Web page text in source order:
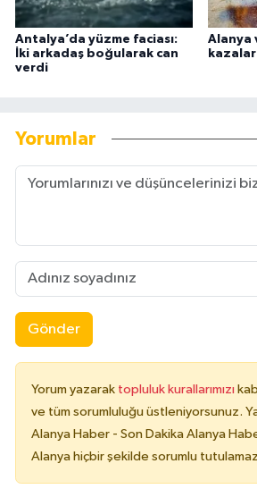
Antalya’da yüzme faciası:
İki arkadaş boğularak can
verdi
Alanya
Yorumlar
Gönder
Yorum yazarak topluluk kurallarımızı
ve tüm sorumluluğu üstleniyorsunuz.
Alanya Haber - Son Dakika Alanya
Alanya hiçbir şekilde sorumlu